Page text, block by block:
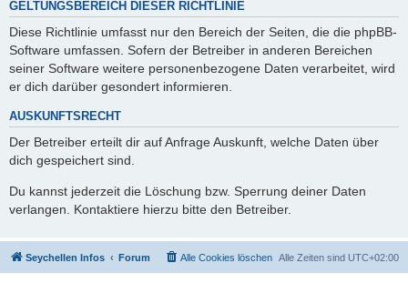
GELTUNGSBEREICH DIESER RICHTLINIE
Diese Richtlinie umfasst nur den Bereich der Seiten, die die phpBB-
Software umfassen. Sofern der Betreiber in anderen Bereichen
seiner Software weitere personenbezogene Daten verarbeitet, wird
er dich darüber gesondert informieren.
AUSKUNFTSRECHT
Der Betreiber erteilt dir auf Anfrage Auskunft, welche Daten über
dich gespeichert sind.
Du kannst jederzeit die Löschung bzw. Sperrung deiner Daten
verlangen. Kontaktiere hierzu bitte den Betreiber.
Seychellen Infos Forum Alle Zeiten sind UTC+02:00
Alle Cookies löschen